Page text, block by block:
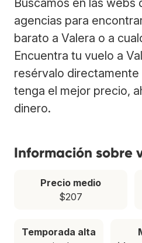
agencias para
barato a Valera o a
Encuentra tu vuelo a
resérvalo directamente
tenga el mejor precio,
dinero.
Información sobre
Precio medio
$207
Temporada alta